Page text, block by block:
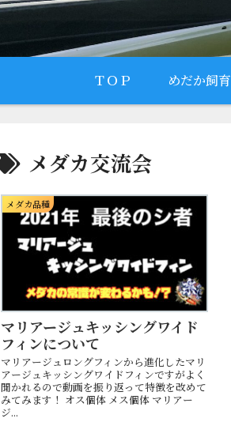
ＴＯＰ めだか飼育
メダカ交流会
メダカ品種
マリアージュキッシングワイド
フィンについて
マリアージュロングフィンから進化したマリ
アージュキッシングワイドフィンですがよく
聞かれるので動画を振り返って特徴を改めて
みてみます！ オス個体 メス個体 マリアー
ジ...